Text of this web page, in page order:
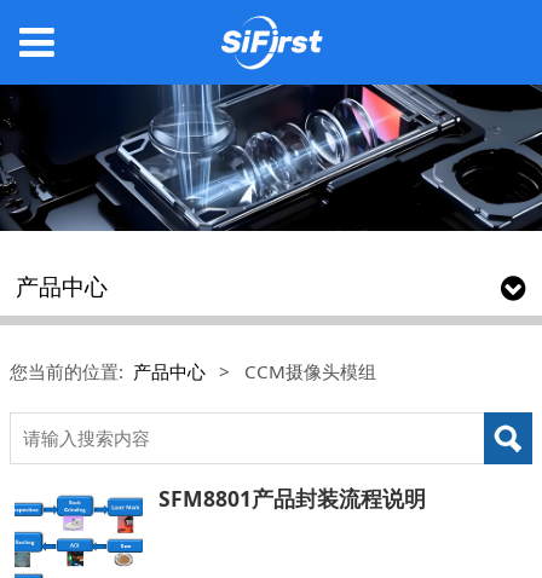
产品中心
您当前的位置: 产品中心 > CCM摄像头模组
SFM8801产品封装流程说明